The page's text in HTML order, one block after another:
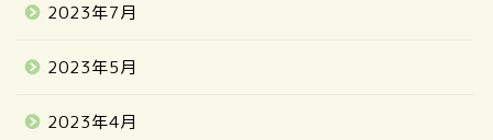
2023年7月
2023年5月
2023年4月